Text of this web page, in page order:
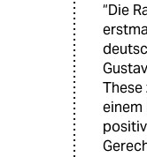
“Die
einem